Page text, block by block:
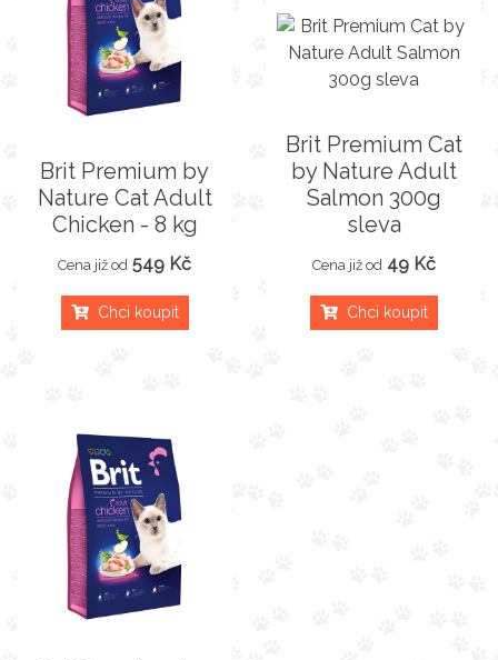
Brit Premium by
Nature Cat Adult
Chicken - 8 kg
Cena již od 549 Kč
Chci koupit
Brit Premium Cat
by Nature Adult
Salmon 300g
sleva
Cena již od 49 Kč
Chci koupit